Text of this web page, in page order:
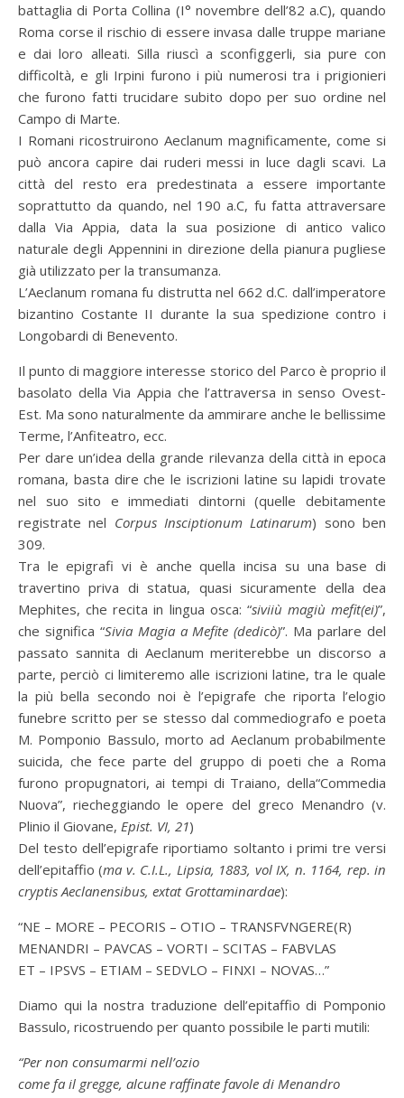
battaglia di Porta Collina (I° novembre dell’82 a.C), quando
Roma corse il rischio di essere invasa dalle truppe mariane
e dai loro alleati. Silla riuscì a sconfiggerli, sia pure con
difficoltà, e gli Irpini furono i più numerosi tra i prigionieri
che furono fatti trucidare subito dopo per suo ordine nel
Campo di Marte.
I Romani ricostruirono Aeclanum magnificamente, come si
può ancora capire dai ruderi messi in luce dagli scavi. La
città del resto era predestinata a essere importante
soprattutto da quando, nel 190 a.C, fu fatta attraversare
dalla Via Appia, data la sua posizione di antico valico
naturale degli Appennini in direzione della pianura pugliese
già utilizzato per la transumanza.
L’Aeclanum romana fu distrutta nel 662 d.C. dall’imperatore
bizantino Costante II durante la sua spedizione contro i
Longobardi di Benevento.
Il punto di maggiore interesse storico del Parco è proprio il
basolato della Via Appia che l’attraversa in senso Ovest-
Est. Ma sono naturalmente da ammirare anche le bellissime
Terme, l’Anfiteatro, ecc.
Per dare un’idea della grande rilevanza della città in epoca
romana, basta dire che le iscrizioni latine su lapidi trovate
nel suo sito e immediati dintorni (quelle debitamente
registrate nel Corpus Insciptionum Latinarum) sono ben
309.
Tra le epigrafi vi è anche quella incisa su una base di
travertino priva di statua, quasi sicuramente della dea
Mephites, che recita in lingua osca: “siviiù magiù mefit(ei)”,
che significa “Sivia Magia a Mefite (dedicò)”. Ma parlare del
passato sannita di Aeclanum meriterebbe un discorso a
parte, perciò ci limiteremo alle iscrizioni latine, tra le quale
la più bella secondo noi è l’epigrafe che riporta l’elogio
funebre scritto per se stesso dal commediografo e poeta
M. Pomponio Bassulo, morto ad Aeclanum probabilmente
suicida, che fece parte del gruppo di poeti che a Roma
furono propugnatori, ai tempi di Traiano, della“Commedia
Nuova”, riecheggiando le opere del greco Menandro (v.
Plinio il Giovane, Epist. VI, 21)
Del testo dell’epigrafe riportiamo soltanto i primi tre versi
dell’epitaffio (ma v. C.I.L., Lipsia, 1883, vol IX, n. 1164, rep. in
cryptis Aeclanensibus, extat Grottaminardae):
“NE – MORE – PECORIS – OTIO – TRANSFVNGERE(R)
MENANDRI – PAVCAS – VORTI – SCITAS – FABVLAS
ET – IPSVS – ETIAM – SEDVLO – FINXI – NOVAS…”
Diamo qui la nostra traduzione dell’epitaffio di Pomponio
Bassulo, ricostruendo per quanto possibile le parti mutili:
“Per non consumarmi nell’ozio
come fa il gregge, alcune raffinate favole di Menandro